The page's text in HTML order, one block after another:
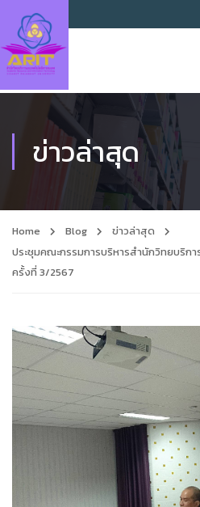
ข่าวล่าสุด
Home Blog
ข่าวล่าสุด
ประชุมคณะกรรมการบริหารสำนักวิทยบริกา
ครั้งที่ 3/2567